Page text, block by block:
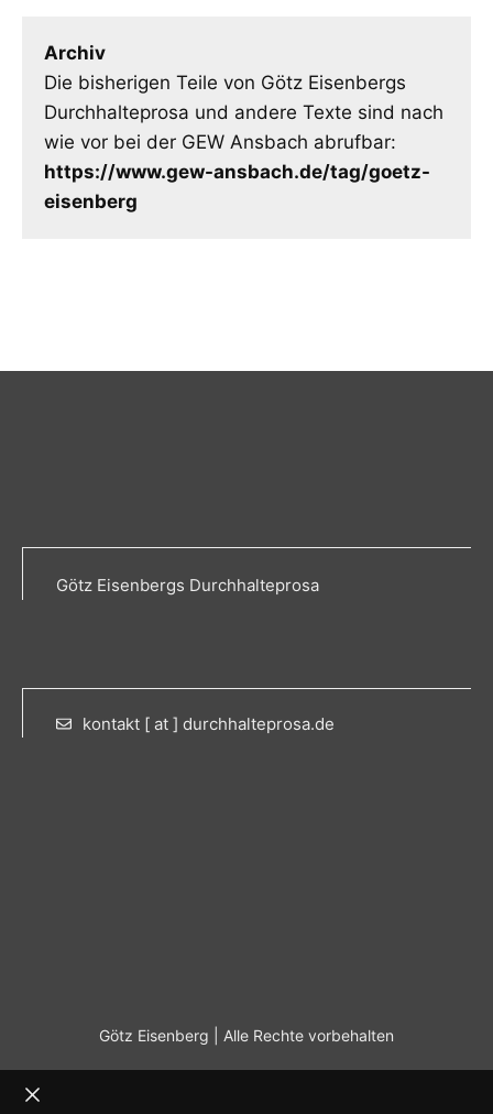
Archiv
Die bisherigen Teile von Götz Eisenbergs
Durchhalteprosa und andere Texte sind nach
wie vor bei der GEW Ansbach abrufbar:
https://www.gew-ansbach.de/tag/goetz-
eisenberg
Götz Eisenbergs Durchhalteprosa
kontakt [ at ] durchhalteprosa.de
Götz Eisenberg | Alle Rechte vorbehalten